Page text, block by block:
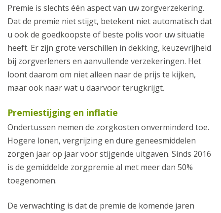
Premie is slechts één aspect van uw zorgverzekering.
Dat de premie niet stijgt, betekent niet automatisch dat
u ook de goedkoopste of beste polis voor uw situatie
heeft. Er zijn grote verschillen in dekking, keuzevrijheid
bij zorgverleners en aanvullende verzekeringen. Het
loont daarom om niet alleen naar de prijs te kijken,
maar ook naar wat u daarvoor terugkrijgt.
Premiestijging en inflatie
Ondertussen nemen de zorgkosten onverminderd toe.
Hogere lonen, vergrijzing en dure geneesmiddelen
zorgen jaar op jaar voor stijgende uitgaven. Sinds 2016
is de gemiddelde zorgpremie al met meer dan 50%
toegenomen.
De verwachting is dat de premie de komende jaren